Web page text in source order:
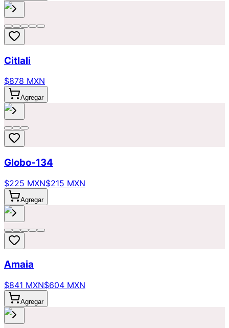
Citlali
$878 MXN
Agregar
Globo-134
$225 MXN$215 MXN
Agregar
Amaia
$841 MXN$604 MXN
Agregar